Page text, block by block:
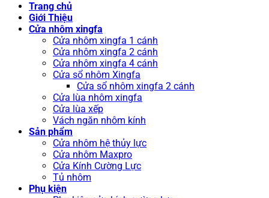
Trang chủ
Giới Thiệu
Cửa nhôm xingfa
Cửa nhôm xingfa 1 cánh
Cửa nhôm xingfa 2 cánh
Cửa nhôm xingfa 4 cánh
Cửa sổ nhôm Xingfa
Cửa sổ nhôm xingfa 2 cánh
Cửa lùa nhôm xingfa
Cửa lùa xếp
Vách ngăn nhôm kính
Sản phẩm
Cửa nhôm hệ thủy lực
Cửa nhôm Maxpro
Cửa Kính Cường Lực
Tủ nhôm
Phụ kiện